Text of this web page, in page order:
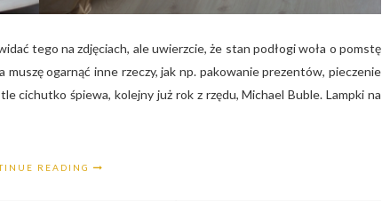
tego na zdjęciach, ale uwierzcie, że stan podłogi woła o pomstę
muszę ogarnąć inne rzeczy, jak np. pakowanie prezentów, pieczenie
cichutko śpiewa, kolejny już rok z rzędu, Michael Buble. Lampki na
READING